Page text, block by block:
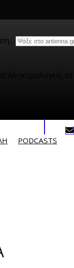
PODCASTS